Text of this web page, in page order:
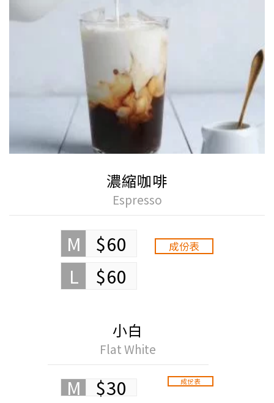
濃縮咖啡
Espresso
M
$60
L
$60
成份表
小白
Flat White
M $30 成份表